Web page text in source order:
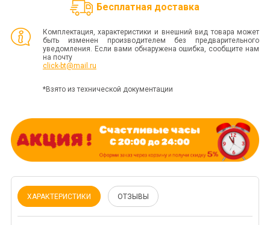
Бесплатная доставка
Комплектация, характеристики и внешний вид товара может
быть изменен производителем без предварительного
уведомления. Если вами обнаружена ошибка, сообщите нам
на почту
click-bt@mail.ru
*Взято из технической документации
ХАРАКТЕРИСТИКИ ОТЗЫВЫ